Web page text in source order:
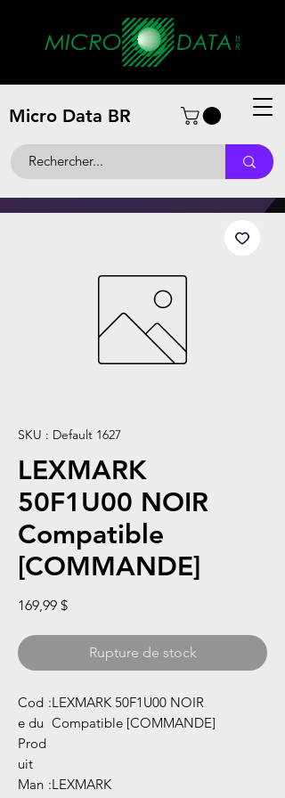
Micro Data BR
SKU : Default 1627
LEXMARK
50F1U00 NOIR
Compatible
[COMMANDE]
169,99 $Prix
Rupture de stock
Cod
e du
Prod
uit
:LEXMARK 50F1U00 NOIR
Compatible [COMMANDE]
Man :LEXMARK